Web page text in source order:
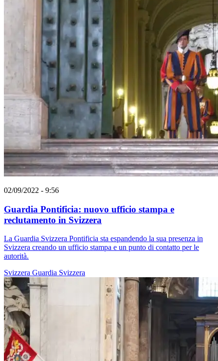
02/09/2022 - 9:56
Guardia Pontificia: nuovo ufficio stampa e
reclutamento in Svizzera
La Guardia Svizzera Pontificia sta espandendo la sua presenza in
Svizzera creando un ufficio stampa e un punto di contatto per le
autorità.
Svizzera Guardia Svizzera